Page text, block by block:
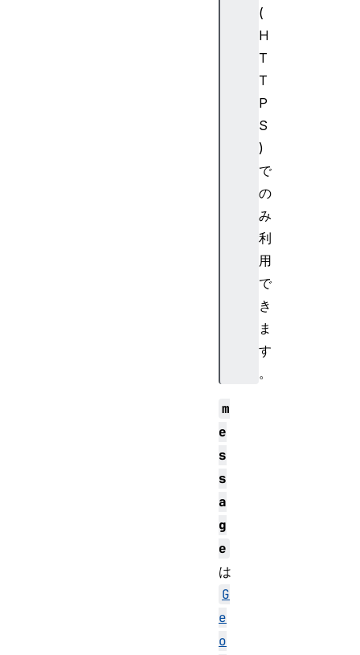
(
H
T
T
P
S
)
で
の
み
利
用
で
き
ま
す
。
m
e
s
s
a
g
e
は
G
e
o